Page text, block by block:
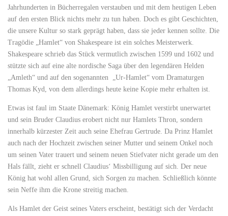
Jahrhunderten in Bücherregalen verstauben und mit dem heutigen Leben
auf den ersten Blick nichts mehr zu tun haben. Doch es gibt Geschichten,
die unsere Kultur so stark geprägt haben, dass sie jeder kennen sollte. Die
Tragödie „Hamlet“ von Shakespeare ist ein solches Meisterwerk.
Shakespeare schrieb das Stück vermutlich zwischen 1599 und 1602 und
stützte sich auf eine alte nordische Saga über den legendären Helden
„Amleth“ und auf den sogenannten „Ur-Hamlet“ vom Dramaturgen
Thomas Kyd, von dem allerdings heute keine Kopie mehr erhalten ist.
Etwas ist faul im Staate Dänemark: König Hamlet verstirbt unerwartet
und sein Bruder Claudius erobert nicht nur Hamlets Thron, sondern
innerhalb kürzester Zeit auch seine Ehefrau Gertrude. Da Prinz Hamlet
auch nach der Hochzeit zwischen seiner Mutter und seinem Onkel noch
um seinen Vater trauert und seinem neuen Stiefvater nicht gerade um den
Hals fällt, zieht er schnell Claudius‘ Missbilligung auf sich. Der neue
König hat wohl allen Grund, sich Sorgen zu machen. Schließlich könnte
sein Neffe ihm die Krone streitig machen.
Als Hamlet der Geist seines Vaters erscheint, bestätigt sich der Verdacht